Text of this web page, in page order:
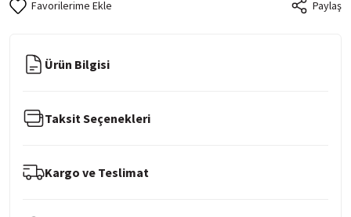
Paylaş
Ürün Bilgisi
Taksit Seçenekleri
Kargo ve Teslimat